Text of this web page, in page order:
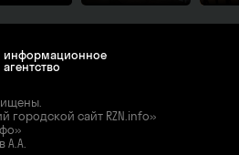
информационное
агентство
городской сайт RZN.info»
А.А.